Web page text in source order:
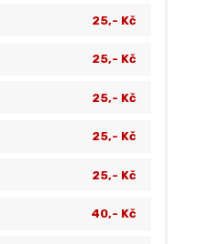
25,- Kč
25,- Kč
25,- Kč
25,- Kč
25,- Kč
40,- Kč